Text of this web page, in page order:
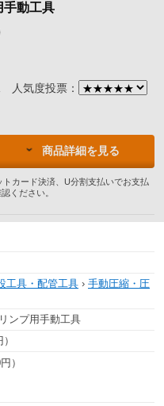
動工具
人気度投票：
商品詳細を見る
カード決済、U分割支払いでお支払
ください。
工具・配管工具 › 手動圧縮・圧
プ用手動工具
）